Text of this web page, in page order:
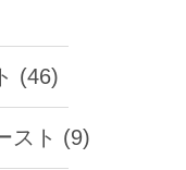
(46)
スト (9)